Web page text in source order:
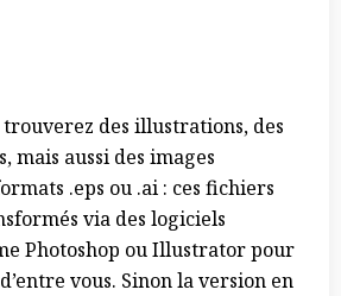
des illustrations, des
mais aussi des images
.eps ou .ai : ces fichiers
via des logiciels
Photoshop ou Illustrator pour
vous. Sinon la version en